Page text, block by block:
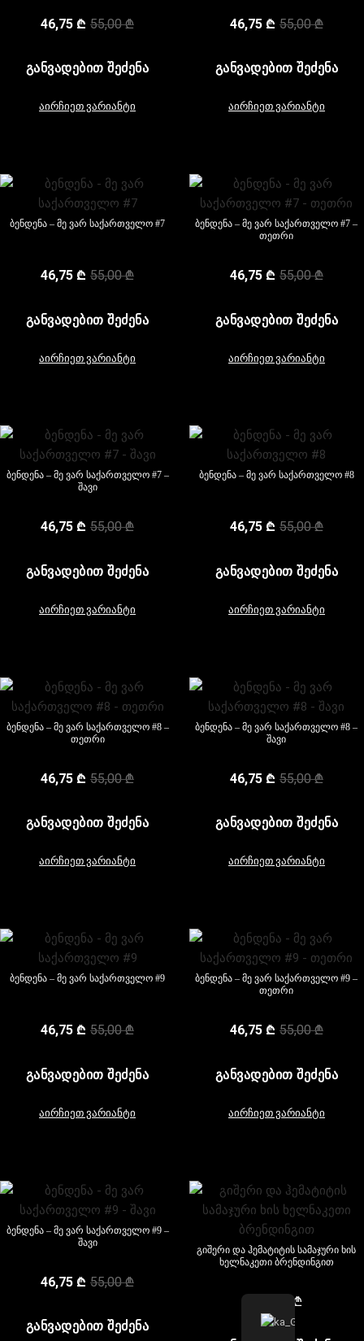
55,00₾
46,75 ₾
ᲒᲐᲜᲕᲐᲓᲔᲑᲘᲗ ᲨᲔᲫᲔᲜᲐ
აირჩიეთ ვარიანტი
55,00₾
46,75 ₾
ᲒᲐᲜᲕᲐᲓᲔᲑᲘᲗ ᲨᲔᲫᲔᲜᲐ
აირჩიეთ ვარიანტი
ბენდენა – მე ვარ საქართველო #7
55,00₾
46,75 ₾
ᲒᲐᲜᲕᲐᲓᲔᲑᲘᲗ ᲨᲔᲫᲔᲜᲐ
აირჩიეთ ვარიანტი
ბენდენა – მე ვარ საქართველო #7 –
თეთრი
55,00₾
46,75 ₾
ᲒᲐᲜᲕᲐᲓᲔᲑᲘᲗ ᲨᲔᲫᲔᲜᲐ
აირჩიეთ ვარიანტი
ბენდენა – მე ვარ საქართველო #7 –
შავი
55,00₾
46,75 ₾
ᲒᲐᲜᲕᲐᲓᲔᲑᲘᲗ ᲨᲔᲫᲔᲜᲐ
აირჩიეთ ვარიანტი
ბენდენა – მე ვარ საქართველო #8
55,00₾
46,75 ₾
ᲒᲐᲜᲕᲐᲓᲔᲑᲘᲗ ᲨᲔᲫᲔᲜᲐ
აირჩიეთ ვარიანტი
ბენდენა – მე ვარ საქართველო #8 –
თეთრი
55,00₾
46,75 ₾
ᲒᲐᲜᲕᲐᲓᲔᲑᲘᲗ ᲨᲔᲫᲔᲜᲐ
აირჩიეთ ვარიანტი
ბენდენა – მე ვარ საქართველო #8 –
შავი
55,00₾
46,75 ₾
ᲒᲐᲜᲕᲐᲓᲔᲑᲘᲗ ᲨᲔᲫᲔᲜᲐ
აირჩიეთ ვარიანტი
ბენდენა – მე ვარ საქართველო #9
55,00₾
46,75 ₾
ᲒᲐᲜᲕᲐᲓᲔᲑᲘᲗ ᲨᲔᲫᲔᲜᲐ
აირჩიეთ ვარიანტი
ბენდენა – მე ვარ საქართველო #9 –
თეთრი
55,00₾
46,75 ₾
ᲒᲐᲜᲕᲐᲓᲔᲑᲘᲗ ᲨᲔᲫᲔᲜᲐ
აირჩიეთ ვარიანტი
ბენდენა – მე ვარ საქართველო #9 –
შავი
55,00₾
46,75 ₾
ᲒᲐᲜᲕᲐᲓᲔᲑᲘᲗ ᲨᲔᲫᲔᲜᲐ
გიშერი და ჰემატიტის სამაჯური ხის
ხელნაკეთი ბრენდინგით
₾